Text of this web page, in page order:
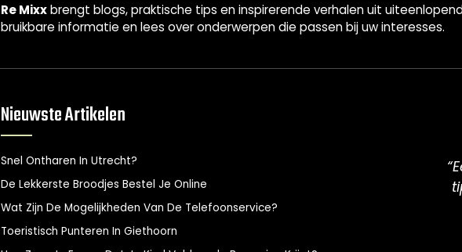
Re Mixxbrengt blogs, praktische tips en inspirerende verhalen uit
bruikbare informatie en lees over onderwerpen die passen bij uw interesses.
Nieuwste Artikelen
Snel Ontharen In Utrecht?
De Lekkerste Broodjes Bestel Je Online
Wat Zijn De Mogelijkheden Van De Telefoonservice?
Toeristisch Punteren In Giethoorn